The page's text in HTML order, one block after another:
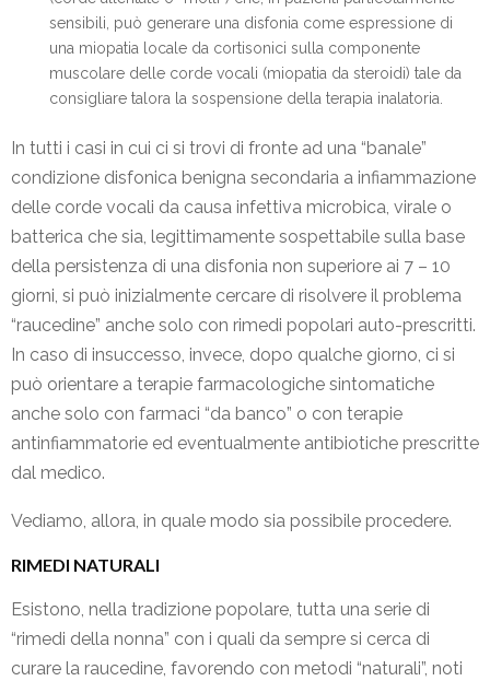
sensibili, può generare una disfonia come espressione di
una miopatia locale da cortisonici sulla componente
muscolare delle corde vocali (miopatia da steroidi) tale da
consigliare talora la sospensione della terapia inalatoria.
In tutti i casi in cui ci si trovi di fronte ad una “banale”
condizione disfonica benigna secondaria a infiammazione
delle corde vocali da causa infettiva microbica, virale o
batterica che sia, legittimamente sospettabile sulla base
della persistenza di una disfonia non superiore ai 7 – 10
giorni, si può inizialmente cercare di risolvere il problema
“raucedine” anche solo con rimedi popolari auto-prescritti.
In caso di insuccesso, invece, dopo qualche giorno, ci si
può orientare a terapie farmacologiche sintomatiche
anche solo con farmaci “da banco” o con terapie
antinfiammatorie ed eventualmente antibiotiche prescritte
dal medico.
Vediamo, allora, in quale modo sia possibile procedere.
RIMEDI NATURALI
Esistono, nella tradizione popolare, tutta una serie di
“rimedi della nonna” con i quali da sempre si cerca di
curare la raucedine, favorendo con metodi “naturali”, noti